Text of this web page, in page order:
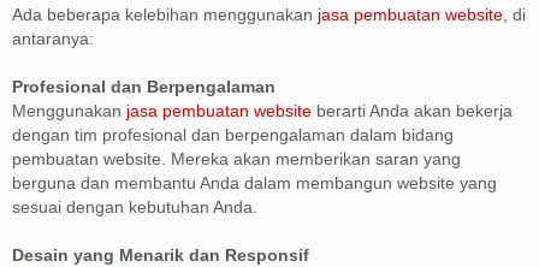
Ada beberapa kelebihan menggunakan jasa pembuatan website , di
antaranya:
Profesional dan Berpengalaman
Menggunakan jasa pembuatan website berarti Anda akan bekerja
dengan tim profesional dan berpengalaman dalam bidang
pembuatan website. Mereka akan memberikan saran yang
berguna dan membantu Anda dalam membangun website yang
sesuai dengan kebutuhan Anda.
Desain yang Menarik dan Responsif